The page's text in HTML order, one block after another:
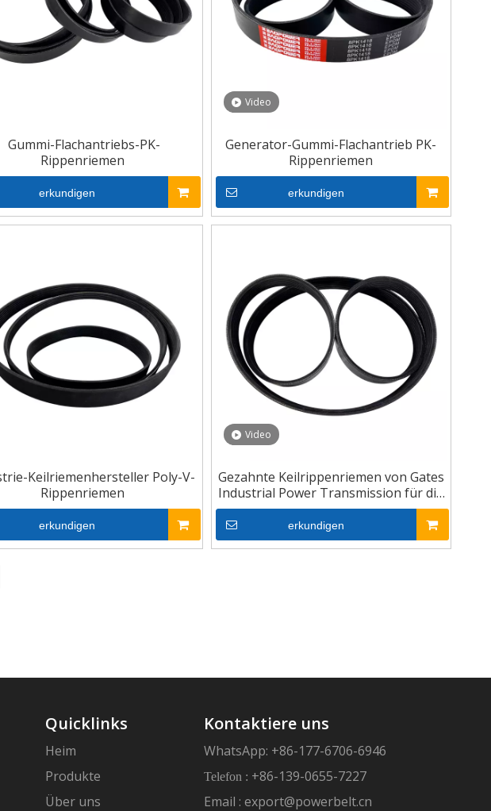
Gummi-Flachantriebs-PK-
Rippenriemen
erkundigen
Video
Generator-Gummi-Flachantrieb PK-
Rippenriemen
erkundigen
Keilriemenhersteller Poly-V-
Rippenriemen
erkundigen
Video
Gezahnte Keilrippenriemen von Gates
Industrial Power Transmission für die
Automobilindustrie
erkundigen
Quicklinks
Heim
Produkte
Über uns
Kontaktiere uns
WhatsApp: +86-177-6706-6946
Telefon : +86-139-0655-7227
Email : export@powerbelt.cn